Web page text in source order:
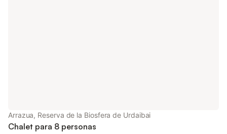
Arrazua, Reserva de la Biosfera de Urdaibai
Chalet para 8 personas